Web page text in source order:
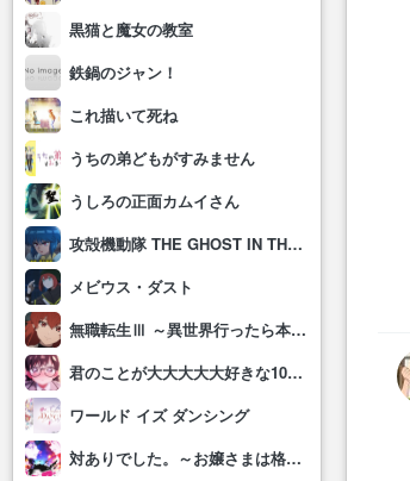
黒猫と魔女の教室
鉄鍋のジャン！
これ描いて死ね
うちの弟どもがすみません
うしろの正面カムイさん
攻殻機動隊 THE GHOST IN THE SHELL
メビウス・ダスト
無職転生Ⅲ ～異世界行ったら本気だす～
君のことが大大大大大好きな100人の彼女(第3期)
ワールド イズ ダンシング
対ありでした。～お嬢さまは格闘ゲームなんてしない～